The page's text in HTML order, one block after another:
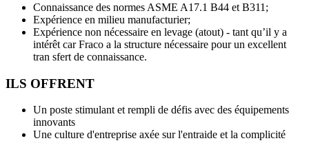
Connaissance des normes ASME A17.1 B44 et B311;
Expérience en milieu manufacturier;
Expérience non nécessaire en levage (atout) - tant qu’il y a
intérêt car Fraco a la structure nécessaire pour un excellent
tran sfert de connaissance.
ILS OFFRENT
Un poste stimulant et rempli de défis avec des équipements
innovants
Une culture d'entreprise axée sur l'entraide et la complicité